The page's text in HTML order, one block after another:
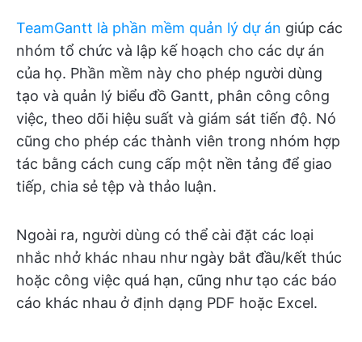
TeamGantt là phần mềm quản lý dự án giúp các
nhóm tổ chức và lập kế hoạch cho các dự án
của họ. Phần mềm này cho phép người dùng
tạo và quản lý biểu đồ Gantt, phân công công
việc, theo dõi hiệu suất và giám sát tiến độ. Nó
cũng cho phép các thành viên trong nhóm hợp
tác bằng cách cung cấp một nền tảng để giao
tiếp, chia sẻ tệp và thảo luận.
Ngoài ra, người dùng có thể cài đặt các loại
nhắc nhở khác nhau như ngày bắt đầu/kết thúc
hoặc công việc quá hạn, cũng như tạo các báo
cáo khác nhau ở định dạng PDF hoặc Excel.